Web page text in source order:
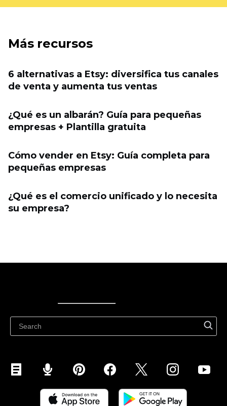
Más recursos
6 alternativas a Etsy: diversifica tus canales
de venta y aumenta tus ventas
¿Qué es un albarán? Guía para pequeñas
empresas + Plantilla gratuita
Cómo vender en Etsy: Guía completa para
pequeñas empresas
¿Qué es el comercio unificado y lo necesita
su empresa?